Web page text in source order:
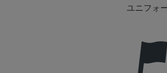
ユニフォ